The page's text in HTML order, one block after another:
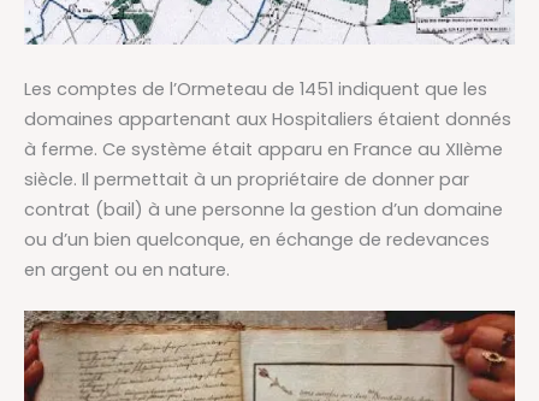
Les comptes de l’Ormeteau de 1451 indiquent que les
domaines appartenant aux Hospitaliers étaient donnés
à ferme. Ce système était apparu en France au XIIème
siècle. Il permettait à un propriétaire de donner par
contrat (bail) à une personne la gestion d’un domaine
ou d’un bien quelconque, en échange de redevances
en argent ou en nature.